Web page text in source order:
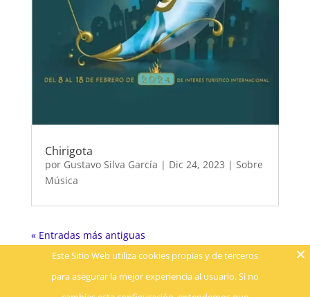
Chirigota
por Gustavo Silva García | Dic 24, 2023 | Sobre
Música
« Entradas más antiguas
Este Sitio Web utiliza cookies propias y de terceros
para asegurar la mejor experiencia al usuario. Si no